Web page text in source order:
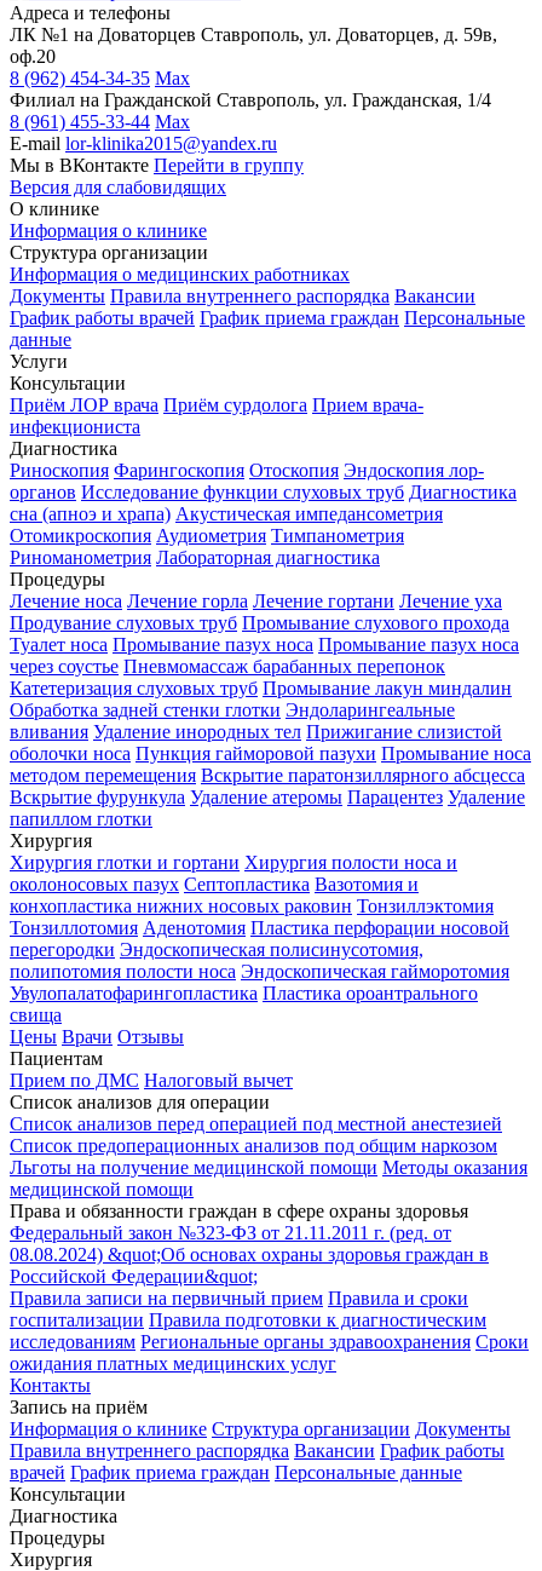
Адреса и телефоны
ЛК №1 на Доваторцев Ставрополь, ул. Доваторцев, д. 59в,
оф.20
8 (962) 454-34-35 Max
Филиал на Гражданской Ставрополь, ул. Гражданская, 1/4
8 (961) 455-33-44 Max
E-mail lor-klinika2015@yandex.ru
Мы в ВКонтакте Перейти в группу
Версия для слабовидящих
О клинике
Информация о клинике
Структура организации
Информация о медицинских работниках
Документы Правила внутреннего распорядка Вакансии
График работы врачей График приема граждан Персональные
данные
Услуги
Консультации
Приём ЛОР врача Приём сурдолога Прием врача-
инфекциониста
Диагностика
Риноскопия Фарингоскопия Отоскопия Эндоскопия лор-
органов Исследование функции слуховых труб Диагностика
сна (апноэ и храпа) Акустическая импедансометрия
Отомикроскопия Аудиометрия Тимпанометрия
Риноманометрия Лабораторная диагностика
Процедуры
Лечение носа Лечение горла Лечение гортани Лечение уха
Продувание слуховых труб Промывание слухового прохода
Туалет носа Промывание пазух носа Промывание пазух носа
через соустье Пневмомассаж барабанных перепонок
Катетеризация слуховых труб Промывание лакун миндалин
Обработка задней стенки глотки Эндоларингеальные
вливания Удаление инородных тел Прижигание слизистой
оболочки носа Пункция гайморовой пазухи Промывание носа
методом перемещения Вскрытие паратонзиллярного абсцесса
Вскрытие фурункула Удаление атеромы Парацентез Удаление
папиллом глотки
Хирургия
Хирургия глотки и гортани Хирургия полости носа и
околоносовых пазух Септопластика Вазотомия и
конхопластика нижних носовых раковин Тонзиллэктомия
Тонзиллотомия Аденотомия Пластика перфорации носовой
перегородки Эндоскопическая полисинусотомия,
полипотомия полости носа Эндоскопическая гайморотомия
Увулопалатофарингопластика Пластика ороантрального
свища
Цены Врачи Отзывы
Пациентам
Прием по ДМС Налоговый вычет
Список анализов для операции
Список анализов перед операцией под местной анестезией
Список предоперационных анализов под общим наркозом
Льготы на получение медицинской помощи Методы оказания
медицинской помощи
Права и обязанности граждан в сфере охраны здоровья
Федеральный закон №323-ФЗ от 21.11.2011 г. (ред. от
08.08.2024) &quot;Об основах охраны здоровья граждан в
Российской Федерации&quot;
Правила записи на первичный прием Правила и сроки
госпитализации Правила подготовки к диагностическим
исследованиям Региональные органы здравоохранения Сроки
ожидания платных медицинских услуг
Контакты
Запись на приём
Информация о клинике Структура организации Документы
Правила внутреннего распорядка Вакансии График работы
врачей График приема граждан Персональные данные
Консультации
Диагностика
Процедуры
Хирургия